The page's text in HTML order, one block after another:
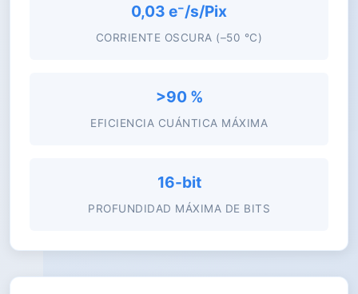
0,03 e⁻/s/Pix
CORRIENTE OSCURA (–50 °C)
>90 %
EFICIENCIA CUÁNTICA MÁXIMA
16-bit
PROFUNDIDAD MÁXIMA DE BITS